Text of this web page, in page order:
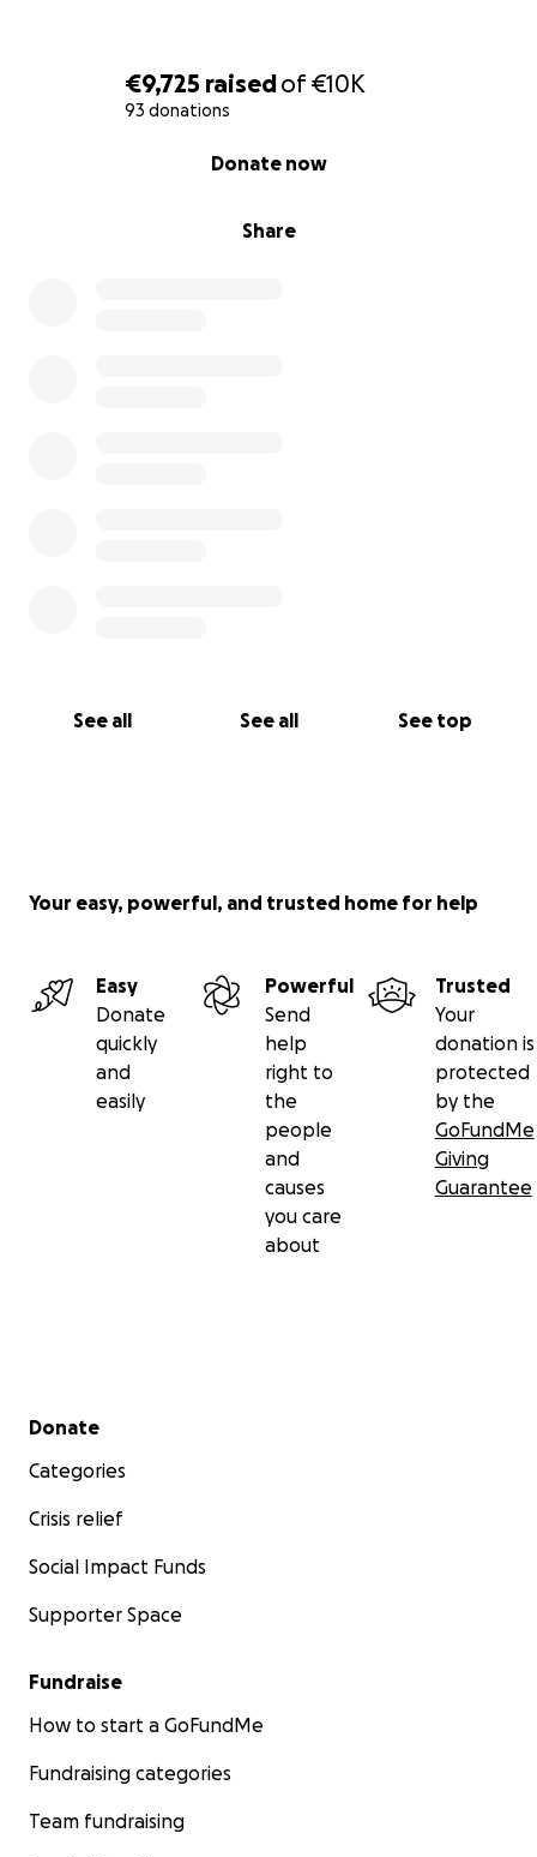
€9,725 raisedof€10K
93 donations
Share
Donate now
See all See all See top
Your easy, powerful, and trusted home for help
Easy
Donate
quickly
and
easily
Powerful
Send
help
right to
the
people
and
causes
you care
about
Trusted
Your
donation is
protected
by the
GoFundMe
Giving
Guarantee
Secondary menu
Donate
Categories
Crisis relief
Social Impact Funds
Supporter Space
Fundraise
How to start a GoFundMe
Fundraising categories
Team fundraising